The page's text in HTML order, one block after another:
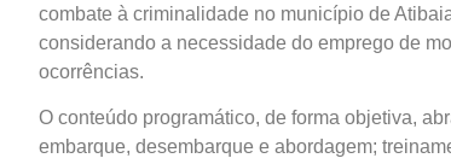
combate à criminalidade no município de
considerando a necessidade do emprego de
ocorrências.
O conteúdo programático, de forma objetiva,
embarque, desembarque e abordagem;